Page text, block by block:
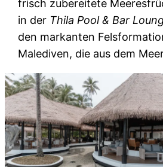
frisch zubereitete
in der Thila Pool & Bar
den markanten
Malediven, die aus dem